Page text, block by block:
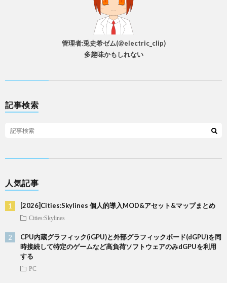
管理者:兎史希ゼム(@electric_clip)
多趣味かもしれない
記事検索
人気記事
[2026]Cities:Skylines 個人的導入MOD&アセット&マップまとめ
Cities:Skylines
CPU内蔵グラフィック(iGPU)と外部グラフィックボード(dGPU)を同
時接続して特定のゲームなど高負荷ソフトウェアのみdGPUを利用
する
PC